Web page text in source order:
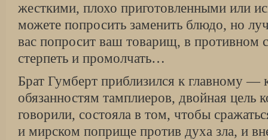
жесткими, плохо приготовленными или
можете попросить заменить блюдо, но
вас попросит ваш товарищ, в противном
стерпеть и промолчать…
Брат Гумберт приблизился к главному —
обязанностям тамплиеров, двойная цель
говорили, состояла в том, чтобы
и мирском поприще против духа зла, и